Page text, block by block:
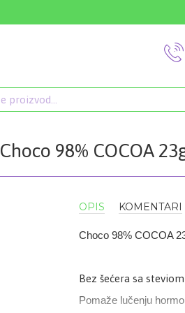
Choco 98% COCOA
OPIS KOMENTARI
Choco 98% COCOA
Bez šećera sa steviom
Pomaže lučenju